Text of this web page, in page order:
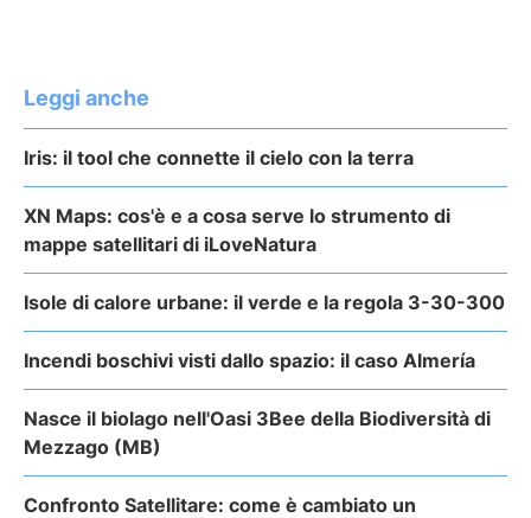
Leggi anche
Iris: il tool che connette il cielo con la terra
XN Maps: cos'è e a cosa serve lo strumento di
mappe satellitari di iLoveNatura
Isole di calore urbane: il verde e la regola 3-30-300
Incendi boschivi visti dallo spazio: il caso Almería
Nasce il biolago nell'Oasi 3Bee della Biodiversità di
Mezzago (MB)
Confronto Satellitare: come è cambiato un